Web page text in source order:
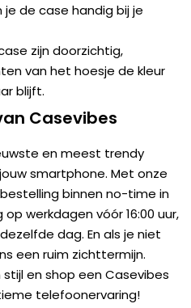
je de case handig bij je
zijn doorzichtig,
van het hoesje de kleur
blijft.
Casevibes
en meest trendy
smartphone. Met onze
binnen no-time in
werkdagen vóór 16:00 uur,
dag. En als je niet
een ruim zichttermijn.
en shop een Casevibes
telefoonervaring!